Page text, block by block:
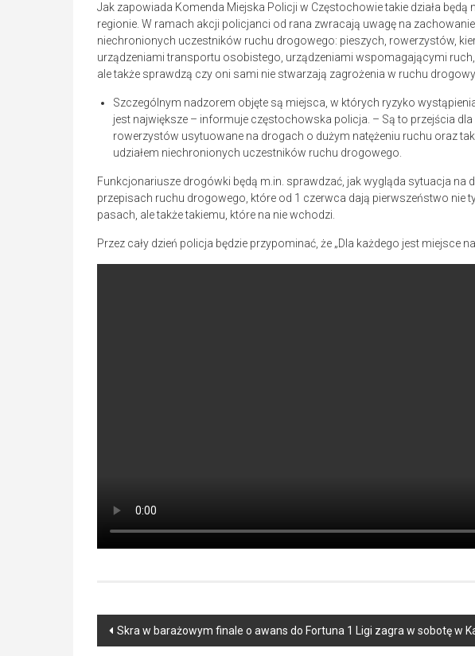
Jak zapowiada Komenda Miejska Policji w Częstochowie takie działa będą
regionie. W ramach akcji policjanci od rana zwracają uwagę na
niechronionych uczestników ruchu drogowego: pieszych, rowerzystów,
urządzeniami transportu osobistego, urządzeniami wspomagającymi
ale także sprawdzą czy oni sami nie stwarzają zagrożenia w ruchu
Szczególnym nadzorem objęte są miejsca, w których ryzyko
jest największe – informuje częstochowska policja. – Są to przejścia
rowerzystów usytuowane na drogach o dużym natężeniu ruchu oraz
udziałem niechronionych uczestników ruchu drogowego.
Funkcjonariusze drogówki będą m.in. sprawdzać, jak wygląda sytuacja na
przepisach ruchu drogowego, które od 1 czerwca dają pierwszeństwo nie
pasach, ale także takiemu, które na nie wchodzi.
Przez cały dzień policja będzie przypominać, że „Dla każdego jest miejsce
Post
Skra w barażowym finale o awans do Fortuna 1 Ligi zagra w sobotę w